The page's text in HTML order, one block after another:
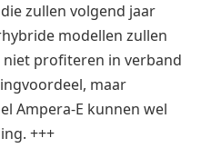
zullen volgend jaar
modellen zullen
profiteren in verband
maar
Ampera-E kunnen wel
+++